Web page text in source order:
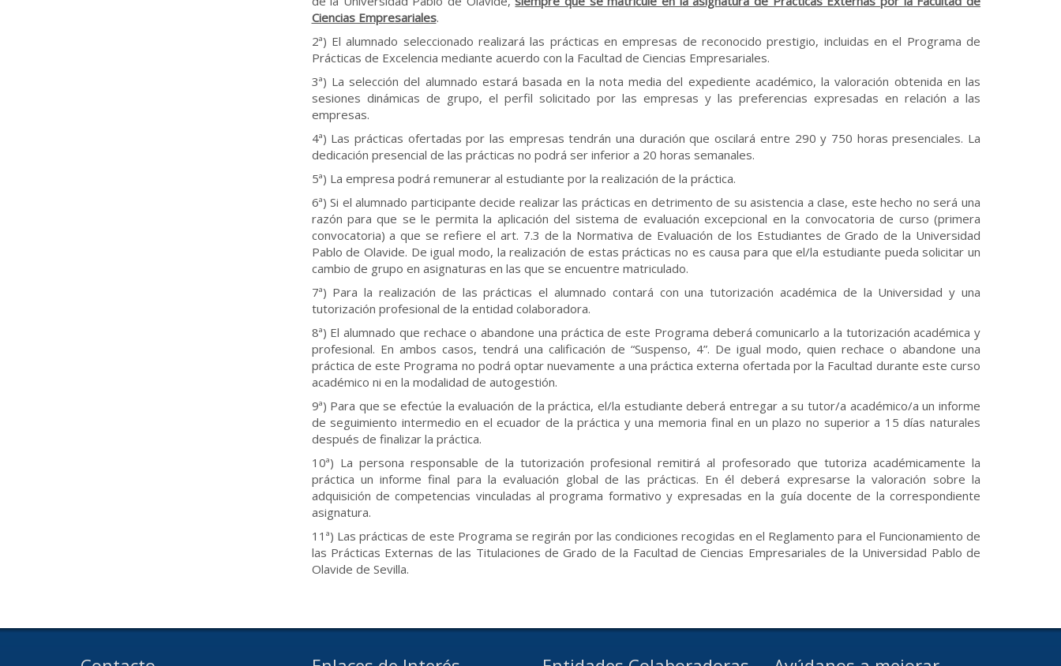
Ciencias Empresariales.
2ª) El alumnado seleccionado realizará las prácticas en empresas de reconocido prestigio, incluidas en el Programa de
Prácticas de Excelencia mediante acuerdo con la Facultad de Ciencias Empresariales.
3ª) La selección del alumnado estará basada en la nota media del expediente académico, la valoración obtenida en las
sesiones dinámicas de grupo, el perfil solicitado por las empresas y las preferencias expresadas en relación a las
empresas.
4ª) Las prácticas ofertadas por las empresas tendrán una duración que oscilará entre 290 y 750 horas presenciales. La
dedicación presencial de las prácticas no podrá ser inferior a 20 horas semanales.
5ª) La empresa podrá remunerar al estudiante por la realización de la práctica.
6ª) Si el alumnado participante decide realizar las prácticas en detrimento de su asistencia a clase, este hecho no será una
razón para que se le permita la aplicación del sistema de evaluación excepcional en la convocatoria de curso (primera
convocatoria) a que se refiere el art. 7.3 de la Normativa de Evaluación de los Estudiantes de Grado de la Universidad
Pablo de Olavide. De igual modo, la realización de estas prácticas no es causa para que el/la estudiante pueda solicitar un
cambio de grupo en asignaturas en las que se encuentre matriculado.
7ª) Para la realización de las prácticas el alumnado contará con una tutorización académica de la Universidad y una
tutorización profesional de la entidad colaboradora.
8ª) El alumnado que rechace o abandone una práctica de este Programa deberá comunicarlo a la tutorización académica y
profesional. En ambos casos, tendrá una calificación de “Suspenso, 4”. De igual modo, quien rechace o abandone una
práctica de este Programa no podrá optar nuevamente a una práctica externa ofertada por la Facultad durante este curso
académico ni en la modalidad de autogestión.
9ª) Para que se efectúe la evaluación de la práctica, el/la estudiante deberá entregar a su tutor/a académico/a un informe
de seguimiento intermedio en el ecuador de la práctica y una memoria final en un plazo no superior a 15 días naturales
después de finalizar la práctica.
10ª) La persona responsable de la tutorización profesional remitirá al profesorado que tutoriza académicamente la
práctica un informe final para la evaluación global de las prácticas. En él deberá expresarse la valoración sobre la
adquisición de competencias vinculadas al programa formativo y expresadas en la guía docente de la correspondiente
asignatura.
11ª) Las prácticas de este Programa se regirán por las condiciones recogidas en el Reglamento para el Funcionamiento de
las Prácticas Externas de las Titulaciones de Grado de la Facultad de Ciencias Empresariales de la Universidad Pablo de
Olavide de Sevilla.